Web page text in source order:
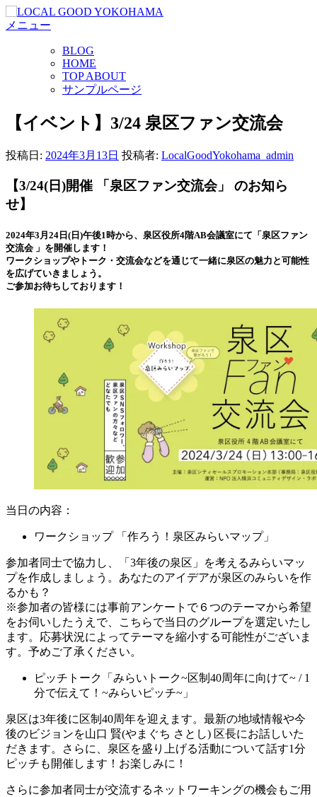
ン
メニュー
BLOG
HOME
TOP ABOUT
サンプルページ
【イベント】3/24 泉区ファン交流会
投稿日: 2024年3月13日 投稿者: LocalGoodYokohama_admin
【3/24(日)開催 「泉区ファン交流会」 のお知ら
せ】
2024年3月24日(日)午後1時から、泉区役所4階AB会議室にて「泉区ファン
交流会 」を開催します！
ワークショップやトーク・交流会などを通じて一緒に泉区の魅力と可能性
を広げていきましょう。
ご参加お待ちしております！
当日の内容：
ワークショップ 「作ろう！泉区みらいマップ」
参加者同士で協力し、「3年後の泉区」を考えるみらいマッ
プを作成しましょう。あなたのアイデアが泉区のみらいを作
るかも？
※参加者の皆様には事前アンケートで６つのテーマから希望
をお伺いしたうえで、こちらで当日のグループを選定いたし
ます。応募状況によってテーマを縮小する可能性がございま
す。予めご了承ください。
ピッチトーク「みらいトーク~区制40周年に向けて~ / 1
分で伝えて！~みらいピッチ~」
泉区は3年後に区制40周年を迎えます。最新の地域情報や今
後のビジョンを山口 賢(やまぐち さとし) 区長にお話しいた
だきます。さらに、泉区を盛り上げる活動について話す1分
ピッチも開催します！お楽しみに！
さらに参加者同士が交流するネットワーキングの機会もご用